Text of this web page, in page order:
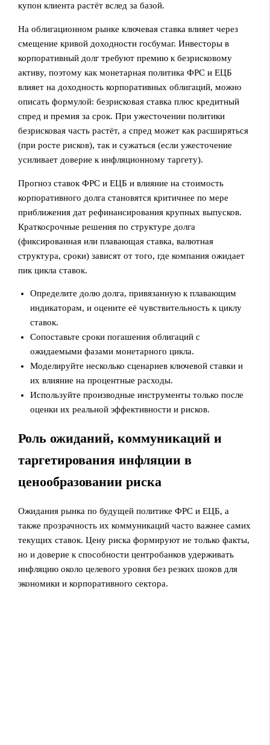
купон клиента растёт вслед за базой.
На облигационном рынке ключевая ставка влияет через
смещение кривой доходности госбумаг. Инвесторы в
корпоративный долг требуют премию к безрисковому
активу, поэтому как монетарная политика ФРС и ЕЦБ
влияет на доходность корпоративных облигаций, можно
описать формулой: безрисковая ставка плюс кредитный
спред и премия за срок. При ужесточении политики
безрисковая часть растёт, а спред может как расширяться
(при росте рисков), так и сужаться (если ужесточение
усиливает доверие к инфляционному таргету).
Прогноз ставок ФРС и ЕЦБ и влияние на стоимость
корпоративного долга становятся критичнее по мере
приближения дат рефинансирования крупных выпусков.
Краткосрочные решения по структуре долга
(фиксированная или плавающая ставка, валютная
структура, сроки) зависят от того, где компания ожидает
пик цикла ставок.
Определите долю долга, привязанную к плавающим
индикаторам, и оцените её чувствительность к циклу
ставок.
Сопоставьте сроки погашения облигаций с
ожидаемыми фазами монетарного цикла.
Моделируйте несколько сценариев ключевой ставки и
их влияние на процентные расходы.
Используйте производные инструменты только после
оценки их реальной эффективности и рисков.
Роль ожиданий, коммуникаций и
таргетирования инфляции в
ценообразовании риска
Ожидания рынка по будущей политике ФРС и ЕЦБ, а
также прозрачность их коммуникаций часто важнее самих
текущих ставок. Цену риска формируют не только факты,
но и доверие к способности центробанков удерживать
инфляцию около целевого уровня без резких шоков для
экономики и корпоративного сектора.